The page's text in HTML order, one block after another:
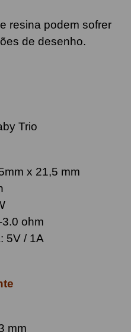
resina podem sofrer
de desenho.
Trio
x 21,5 mm
ohm
5V / 1A
mm